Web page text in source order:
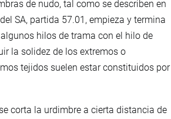
de nudo, tal como se describen en
SA, partida 57.01, empieza y termina
hilos de trama con el hilo de
la solidez de los extremos o
tejidos suelen estar constituidos por
corta la urdimbre a cierta distancia de